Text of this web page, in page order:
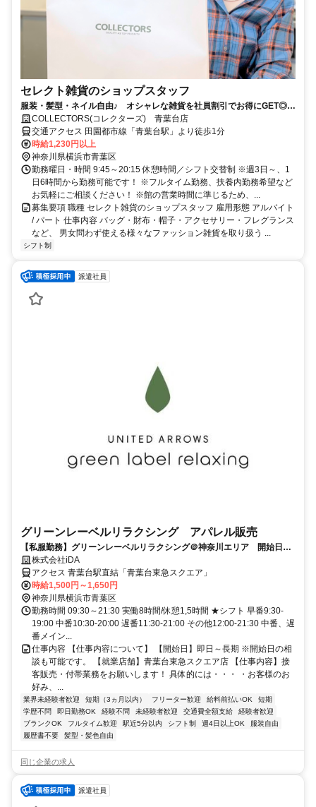
セレクト雑貨のショップスタッフ
服装・髪型・ネイル自由♪ オシャレな雑貨を社員割引でお得にGET◎
駅近で通いやすさは抜群です
COLLECTORS(コレクターズ) 青葉台店
交通アクセス 田園都市線「青葉台駅」より徒歩1分
時給1,230円以上
神奈川県横浜市青葉区
勤務曜日・時間 9:45～20:15 休憩時間／シフト交替制 ※週3日～、1
日6時間から勤務可能です！ ※フルタイム勤務、扶養内勤務希望など
お気軽にご相談ください！ ※館の営業時間に準じるため、...
募集要項 職種 セレクト雑貨のショップスタッフ 雇用形態 アルバイト
/ パート 仕事内容 バッグ・財布・帽子・アクセサリー・フレグランス
など、 男女問わず使える様々なファッション雑貨を取り扱う ...
シフト制
派遣社員
グリーンレーベルリラクシング アパレル販売
【私服勤務】グリーンレーベルリラクシング＠神奈川エリア 開始日・
期間の相談可
株式会社iDA
アクセス 青葉台駅直結「青葉台東急スクエア」
時給1,500円～1,650円
神奈川県横浜市青葉区
勤務時間 09:30～21:30 実働8時間/休憩1,5時間 ★シフト 早番9:30-
19:00 中番10:30-20:00 遅番11:30-21:00 その他12:00-21:30 中番、遅
番メイン...
仕事内容 【仕事内容について】 【開始日】即日～長期 ※開始日の相
談も可能です。 【就業店舗】青葉台東急スクエア店 【仕事内容】接
客販売・付帯業務をお願いします！ 具体的には・・・ ・お客様のお
好み、...
業界未経験者歓迎 短期（3ヵ月以内） フリーター歓迎 給料前払いOK
短期
学歴不問
即日勤務OK 経験不問 未経験者歓迎 交通費全額支給
経験者歓迎
ブランクOK
フルタイム歓迎 駅近5分以内 シフト制 週4日以上OK
服装自由
履歴書不要
髪型・髪色自由
同じ企業の求人
派遣社員